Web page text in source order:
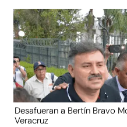
Desafueran a Bertín Bravo
Veracruz